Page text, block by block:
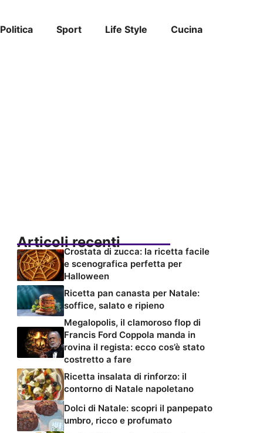
Politica Sport Life Style Cucina
Articoli recenti
Crostata di zucca: la ricetta facile
e scenografica perfetta per
Halloween
Ricetta pan canasta per Natale:
soffice, salato e ripieno
Megalopolis, il clamoroso flop di
Francis Ford Coppola manda in
rovina il regista: ecco cos’è stato
costretto a fare
Ricetta insalata di rinforzo: il
contorno di Natale napoletano
Dolci di Natale: scopri il panpepato
umbro, ricco e profumato